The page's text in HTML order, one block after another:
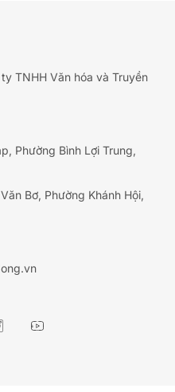
TNHH Văn hóa và Truyền
Phường Bình Lợi Trung,
Bơ, Phường Khánh Hội,